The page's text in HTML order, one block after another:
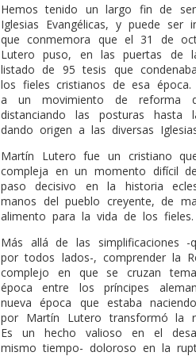
Hemos tenido un largo fin de
Iglesias Evangélicas, y puede
que conmemora que el 31 de
Lutero puso, en las puertas de
listado de 95 tesis que
los fieles cristianos de esa
a un movimiento de reforma
distanciando las posturas
dando origen a las diversas
Martín Lutero fue un cristiano
compleja en un momento difícil
paso decisivo en la historia
manos del pueblo creyente, de
alimento para la vida de los
Más allá de las simplificaciones
por todos lados-, comprender la
complejo en que se cruzan
época entre los príncipes
nueva época que estaba
por Martín Lutero transformó la
Es un hecho valioso en el
mismo tiempo- doloroso en la